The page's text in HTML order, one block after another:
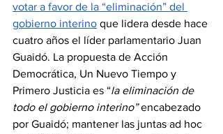
votar a favor de la “eliminación” del
gobierno interino que lidera desde hace
cuatro años el líder parlamentario Juan
Guaidó. La propuesta de Acción
Democrática, Un Nuevo Tiempo y
Primero Justicia es “la eliminación de
todo el gobierno interino” encabezado
por Guaidó; mantener las juntas ad hoc